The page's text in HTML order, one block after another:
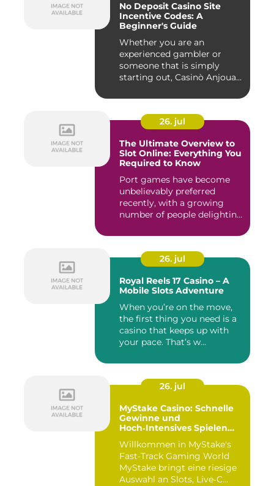
No Deposit Casino Site
Incentive Codes: A
Beginner's Guide
Whether you are an
experienced gambler or
someone that is simply
starting out, Casinò Anjouan
26. jul
The Ultimate Overview to
Slot Online: Everything You
Required to Know
Port games have become
unbelievably preferred
recently, with a growing
number of people delighting
26. jul
Royal Reels 17 Casino – A
Mobile Slots Adventure
When you’re on the move,
the first thing you need is a
casino that keeps up with
your pace. That’s w...
26. jul
MyStake Casino: Schnelle
Gewinne und
Hoch‑Intensives Spielen
Willkommen in MyStake's
Fast‑Track Gaming World
MyStake bringt eine riesige
Auswahl an Slots, Live‑C...